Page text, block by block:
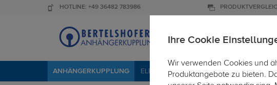
HOTLINE: +49 36482 783986
ANHÄNGERKUPPLUNG ELEKTROSÄTZE DACHTRÄGER
Ihre Cookie
Wir verwenden Cookies und
Produktangebote zu bieten.